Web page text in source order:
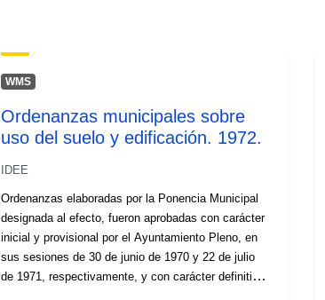
WMS
Ordenanzas municipales sobre
uso del suelo y edificación. 1972.
IDEE
Ordenanzas elaboradas por la Ponencia Municipal
designada al efecto, fueron aprobadas con carácter
inicial y provisional por el Ayuntamiento Pleno, en
sus sesiones de 30 de junio de 1970 y 22 de julio
de 1971, respectivamente, y con carácter definitivo